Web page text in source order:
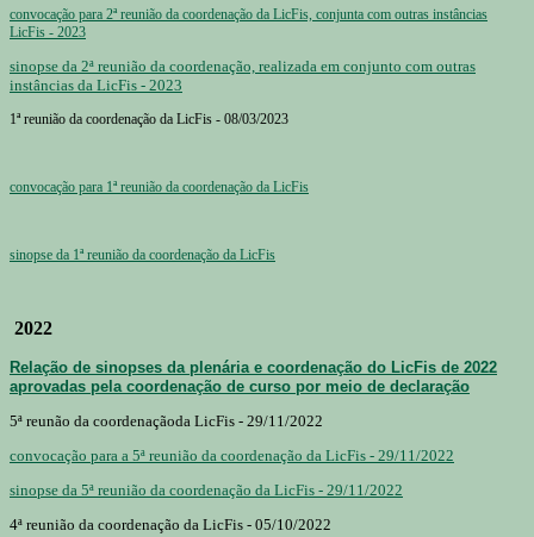
convocação para 2ª reunião da coordenação da LicFis, conjunta com outras instâncias
LicFis - 2023
sinopse da 2ª reunião da coordenação, realizada em conjunto com outras
instâncias da LicFis - 2023
1ª reunião da coordenação da LicFis - 08/03/2023
convocação para 1ª reunião da coordenação da LicFis
sinopse da 1ª reunião da coordenação da LicFis
2022
Relação de sinopses da plenária e coordenação do LicFis de 2022
aprovadas pela coordenação de curso por meio de declaração
5ª reunão da coordenaçãoda LicFis - 29/11/2022
convocação para a 5ª reunião da coordenação da LicFis - 29/11/2022
sinopse da 5ª reunião da coordenação da LicFis - 29/11/2022
4ª reunião da coordenação da LicFis - 05/10/2022